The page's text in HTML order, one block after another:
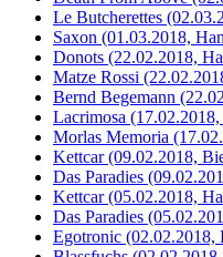
Le Butcherettes
Saxon (01.03.2018,
Donots (22.02.2018,
Matze Rossi
Bernd Begemann
Lacrimosa
Morlas Memoria
Kettcar (09.02.2018,
Das Paradies
Kettcar (05.02.2018,
Das Paradies
Egotronic (02.02.2018,